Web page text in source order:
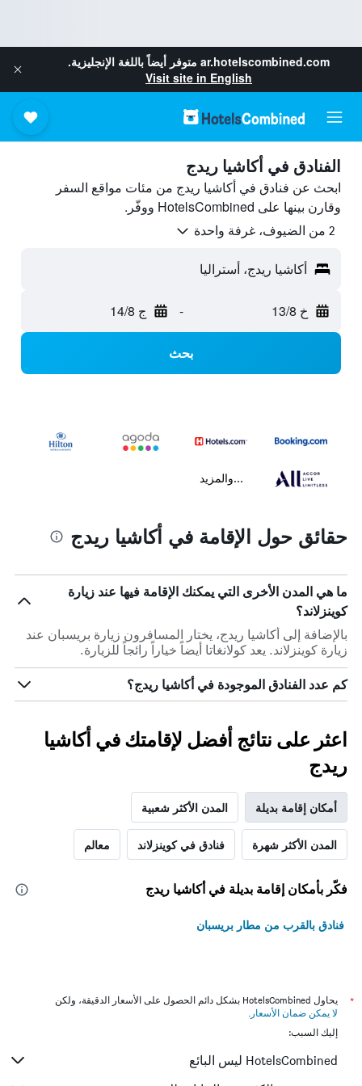
ar.hotelscombined.com متوفر أيضاً باللغة الإنجليزية.
Visit site in English
الفنادق في أكاشيا ريدج
ابحث عن فنادق في أكاشيا ريدج من مئات مواقع السفر
وقارن بينها على HotelsCombined ووفّر.
2 من الضيوف، غرفة واحدة
أكاشيا ريدج، أستراليا
خ 13/8 - ج 14/8
بحث
...والمزيد
حقائق حول الإقامة في أكاشيا ريدج
ما هي المدن الأخرى التي يمكنك الإقامة فيها عند زيارة
كوينزلاند؟
بالإضافة إلى أكاشيا ريدج، يختار المسافرون زيارة بريسبان عند
زيارة كوينزلاند. يعد كولانغاتا أيضاً خياراً رائجاً للزيارة.
كم عدد الفنادق الموجودة في أكاشيا ريدج؟
اعثر على نتائج أفضل لإقامتك في أكاشيا
ريدج
أمكان إقامة بديلة المدن الأكثر شعبية
المدن الأكثر شهرة فنادق في كوينزلاند معالم
فكّر بأمكان إقامة بديلة في أكاشيا ريدج
فنادق بالقرب من مطار بريسبان
*
يحاول HotelsCombined بشكل دائم الحصول على الأسعار الدقيقة، ولكن
لا يمكن ضمان الأسعار .
إليك السبب:
HotelsCombined ليس البائع